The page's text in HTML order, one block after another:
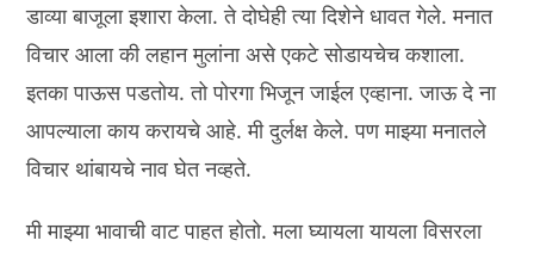
डाव्या बाजूला इशारा केला. ते दोघेही त्या दिशेने धावत गेले. मनात
विचार आला की लहान मुलांना असे एकटे सोडायचेच कशाला.
इतका पाऊस पडतोय. तो पोरगा भिजून जाईल एव्हाना. जाऊ दे ना
आपल्याला काय करायचे आहे. मी दुर्लक्ष केले. पण माझ्या मनातले
विचार थांबायचे नाव घेत नव्हते.
मी माझ्या भावाची वाट पाहत होतो. मला घ्यायला यायला विसरला